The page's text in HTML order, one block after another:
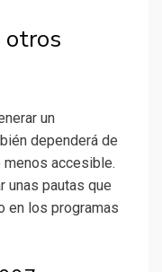
otros
un
dependerá de
accesible.
unas pautas que
en los programas